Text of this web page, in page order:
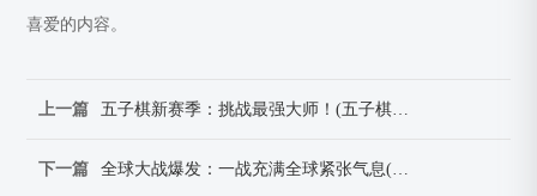
喜爱的内容。
上一篇
下一篇